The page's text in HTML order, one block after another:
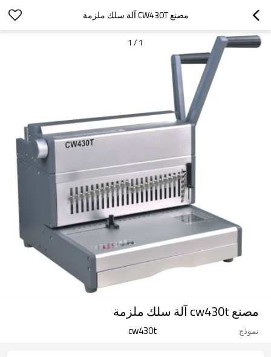
مصنع CW430T آلة سلك ملزمة
1
/
1
مصنع cw430t آلة سلك ملزمة
نموذج cw430t